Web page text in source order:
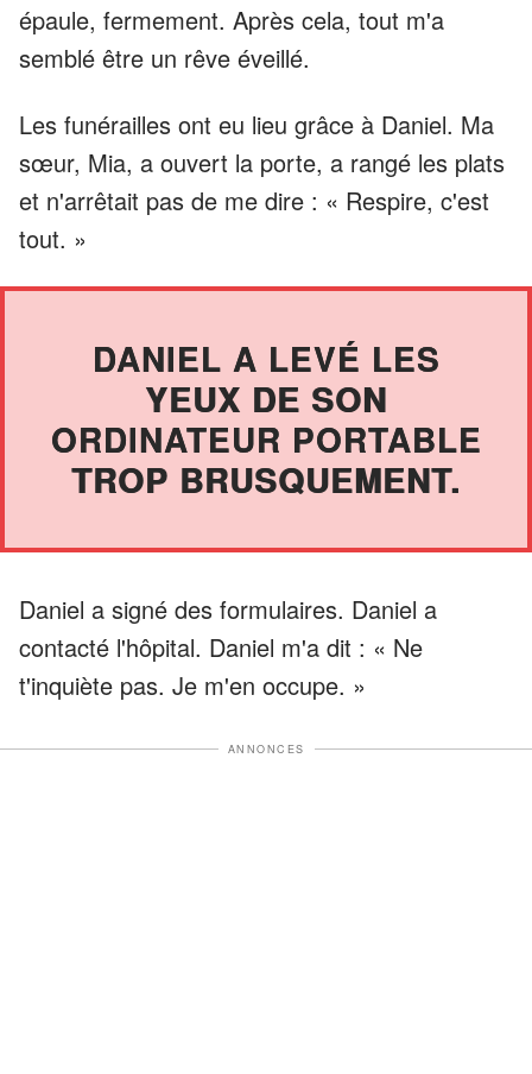
épaule, fermement. Après cela, tout m'a
semblé être un rêve éveillé.
Les funérailles ont eu lieu grâce à Daniel. Ma
sœur, Mia, a ouvert la porte, a rangé les plats
et n'arrêtait pas de me dire : « Respire, c'est
tout. »
DANIEL A LEVÉ LES
YEUX DE SON
ORDINATEUR PORTABLE
TROP BRUSQUEMENT.
Daniel a signé des formulaires. Daniel a
contacté l'hôpital. Daniel m'a dit : « Ne
t'inquiète pas. Je m'en occupe. »
ANNONCES